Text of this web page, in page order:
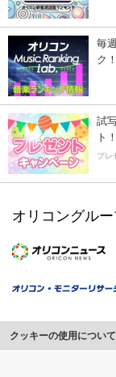
毎
ク！
試
ト！
プレ
オリコングルー
クッキーの使用について
このサイトでは